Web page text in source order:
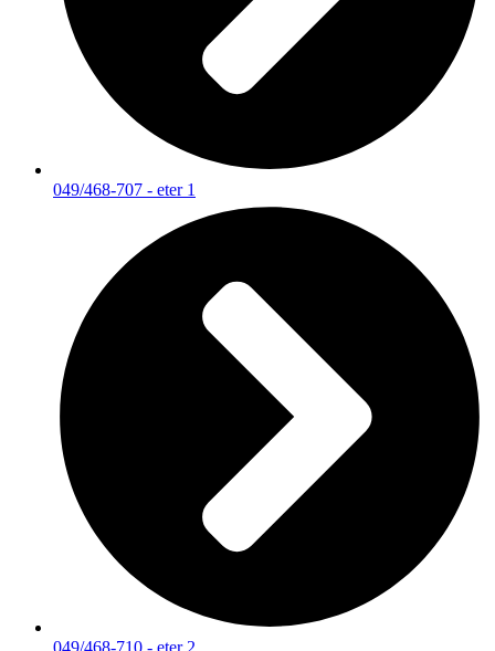
049/468-707 - eter 1
049/468-710 - eter 2